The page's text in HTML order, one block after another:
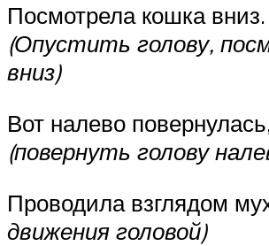
Посмотрела кошка вниз.
(Опустить голову,
вниз)
Вот налево
(повернуть голову
Проводила взглядом
движения головой)